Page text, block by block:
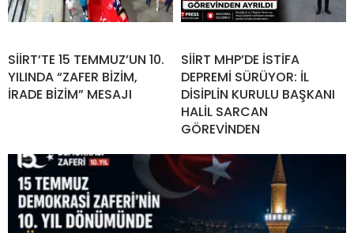
SİİRT’TE 15 TEMMUZ’UN 10.
YILINDA “ZAFER BİZİM,
İRADE BİZİM” MESAJI
SİİRT MHP’DE İSTİFA
DEPREMİ SÜRÜYOR: İL
DİSİPLİN KURULU BAŞKANI
HALİL SARCAN
GÖREVİNDEN